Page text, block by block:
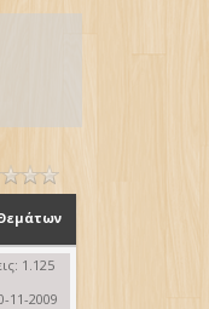
1.125
11-2009